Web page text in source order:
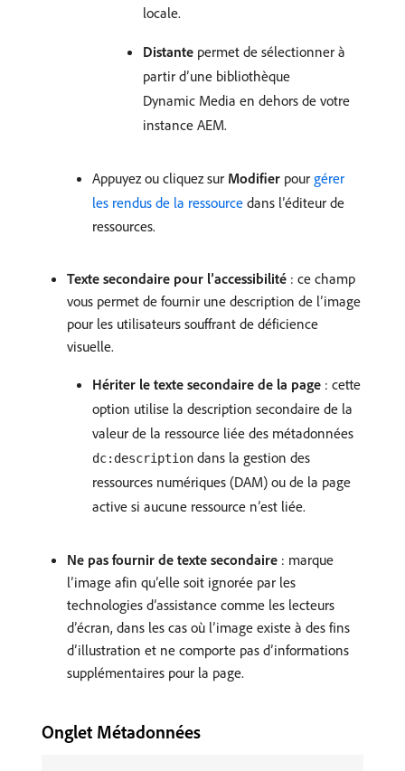
locale.
Distante permet de sélectionner à
partir d’une bibliothèque
Dynamic Media en dehors de votre
instance AEM.
Appuyez ou cliquez sur Modifier pour gérer
les rendus de la ressource dans l’éditeur de
ressources.
Texte secondaire pour l’accessibilité : ce champ
vous permet de fournir une description de l’image
pour les utilisateurs souffrant de déficience
visuelle.
Hériter le texte secondaire de la page : cette
option utilise la description secondaire de la
valeur de la ressource liée des métadonnées
dc:description dans la gestion des
ressources numériques (DAM) ou de la page
active si aucune ressource n’est liée.
Ne pas fournir de texte secondaire : marque
lʼimage afin quʼelle soit ignorée par les
technologies dʼassistance comme les lecteurs
dʼécran, dans les cas où lʼimage existe à des fins
dʼillustration et ne comporte pas dʼinformations
supplémentaires pour la page.
Onglet Métadonnées